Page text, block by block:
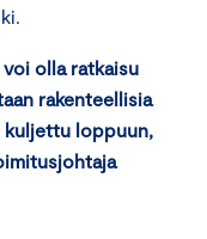
olla ratkaisu
rakenteellisia
kuljettu loppuun,